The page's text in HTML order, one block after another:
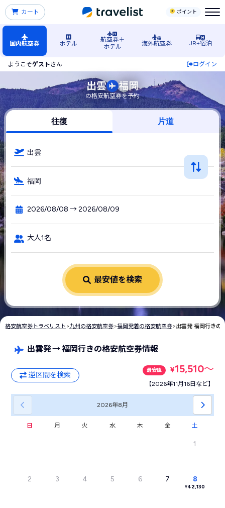
ポイント
カート
国内航空券 ホテル
航空券＋
ホテル
海外航空券 JR+宿泊
ようこそゲストさん ログイン
出雲（島根）空港発→福岡空港行きの格安航空券・飛行機・
出雲 福岡
の格安航空券を予約
往復 片道
出雲
福岡
2026/08/08 → 2026/08/09
大人1名
最安値を検索
格安航空券トラベリスト >九州の格安航空券>福岡発着の格安航空券>出雲発 福岡行きの
出雲発→福岡行きの格安航空券情報
逆区間を検索
最安値 ¥15,510〜
【2026年11月16日など】
2026年8月
日 月 火 水 木 金 土
1
2 3 4 5 6 7 8
¥42,130